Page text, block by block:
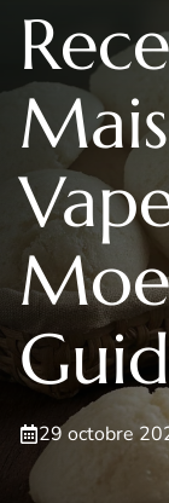
29 octobre